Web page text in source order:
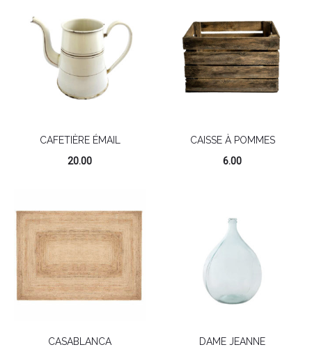
CAFETIÈRE ÉMAIL
20.00
CAISSE À POMMES
6.00
CASABLANCA
DAME JEANNE